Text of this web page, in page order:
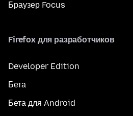
Браузер Focus
Firefox для разработчиков
Developer Edition
Бета
Бета для Android